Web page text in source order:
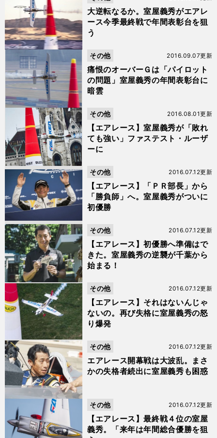
大逆転なるか。室屋義秀がエアレ
ース今季最終戦で年間表彰台を狙
う
痛恨のオーバーＧは「パイロット
の問題」室屋義秀の年間表彰台に
暗雲
2016.09.07更新
その他
【エアレース】室屋義秀が「敗れ
ても強い」ファステスト・ルーザ
ーに
2016.08.01更新
その他
【エアレース】「ＰＲ部長」から
「勝負師」へ。室屋義秀がついに
初優勝
2016.07.12更新
その他
【エアレース】初優勝へ準備はで
きた。室屋義秀の逆襲が千葉から
始まる！
2016.07.12更新
その他
【エアレース】それはないんじゃ
ないの。再び失格に室屋義秀の怒
り爆発
2016.07.12更新
その他
エアレース開幕戦は大波乱。まさ
かの失格者続出に室屋義秀も困惑
2016.07.12更新
その他
【エアレース】最終戦４位の室屋
義秀。「来年は年間総合優勝を狙
2016.07.12更新
その他